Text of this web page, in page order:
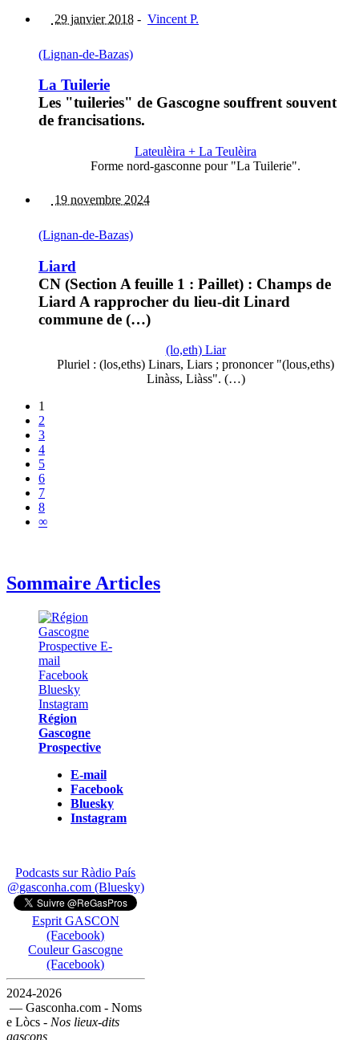
29 janvier 2018 - Vincent P.
(Lignan-de-Bazas)
La Tuilerie
Les "tuileries" de Gascogne souffrent souvent
de francisations.
Lateulèira + La Teulèira
Forme nord-gasconne pour "La Tuilerie".
19 novembre 2024
(Lignan-de-Bazas)
Liard
CN (Section A feuille 1 : Paillet) : Champs de
Liard A rapprocher du lieu-dit Linard
commune de (…)
(lo,eth) Liar
Pluriel : (los,eths) Linars, Liars ; prononcer "(lous,eths)
Linàss, Liàss". (…)
1
2
3
4
5
6
7
8
∞
Sommaire Articles
Région
Gascogne
Prospective
E-mail
Facebook
Bluesky
Instagram
Podcasts sur Ràdio País
@gasconha.com (Bluesky)
Esprit GASCON
(Facebook)
Couleur Gascogne
(Facebook)
2024-2026
— Gasconha.com - Noms
e Lòcs - Nos lieux-dits
gascons